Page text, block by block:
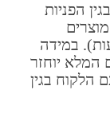
הפניות
במידה
המלא יוחזר
הלקוח בגין